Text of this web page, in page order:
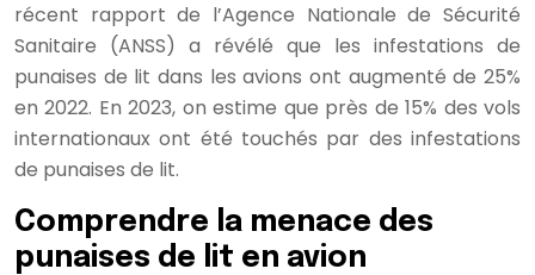
récent rapport de l’Agence Nationale de Sécurité
Sanitaire (ANSS) a révélé que les infestations de
punaises de lit dans les avions ont augmenté de 25%
en 2022. En 2023, on estime que près de 15% des vols
internationaux ont été touchés par des infestations
de punaises de lit.
Comprendre la menace des
punaises de lit en avion